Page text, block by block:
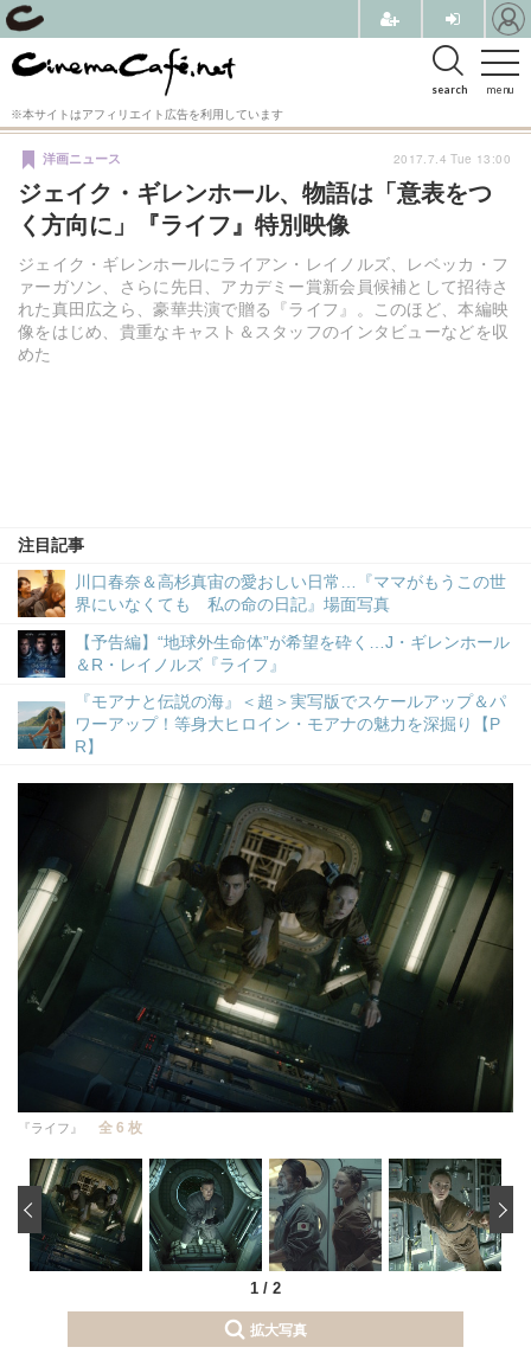
menu
search
※本サイトはアフィリエイト広告を利用しています
ジェイク・ギレンホール、物語は「意表をつ
く方向に」『ライフ』特別映像
ジェイク・ギレンホールにライアン・レイノルズ、レベッカ・フ
ァーガソン、さらに先日、アカデミー賞新会員候補として招待さ
れた真田広之ら、豪華共演で贈る『ライフ』。このほど、本編映
像をはじめ、貴重なキャスト＆スタッフのインタビューなどを収
めた
洋画ニュース
注目記事
川口春奈＆高杉真宙の愛おしい日常…『ママがもうこの世
界にいなくても 私の命の日記』場面写真
【予告編】“地球外生命体”が希望を砕く…J・ギレンホール
＆R・レイノルズ『ライフ』
『モアナと伝説の海』＜超＞実写版でスケールアップ＆パ
ワーアップ！等身大ヒロイン・モアナの魅力を深掘り【P
R】
2017.7.4 Tue 13:00
『ライフ』 全 6 枚
1 / 2
‹
拡大写真